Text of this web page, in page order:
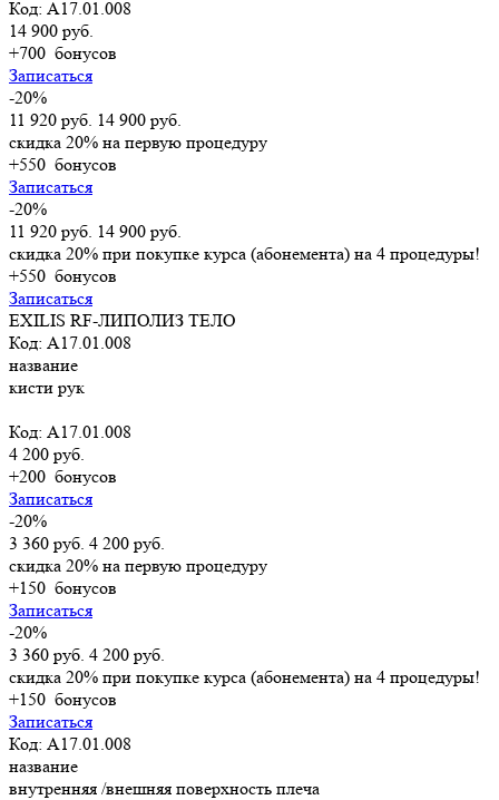
Код: А17.01.008
14 900 руб.
+700 бонусов
Записаться
-20%
11 920 руб. 14 900 руб.
скидка 20% на первую процедуру
+550 бонусов
Записаться
-20%
11 920 руб. 14 900 руб.
скидка 20% при покупке курса (абонемента) на 4 процедуры!
+550 бонусов
Записаться
EXILIS RF-ЛИПОЛИЗ ТЕЛО
Код: А17.01.008
название
кисти рук
Код: А17.01.008
4 200 руб.
+200 бонусов
Записаться
-20%
3 360 руб. 4 200 руб.
скидка 20% на первую процедуру
+150 бонусов
Записаться
-20%
3 360 руб. 4 200 руб.
скидка 20% при покупке курса (абонемента) на 4 процедуры!
+150 бонусов
Записаться
Код: А17.01.008
название
внутренняя /внешняя поверхность плеча